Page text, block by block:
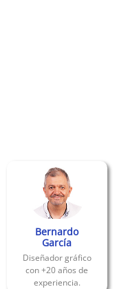
Bernardo
García
Diseñador gráfico
con +20 años de
experiencia.